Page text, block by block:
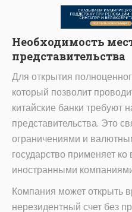
Необходимость
представительства
Для открытия
который позволит
китайские банки требуют
представительства. Это
ограничениями и
государство применяет
иностранными
Компания может открыть
нерезидентный счет без